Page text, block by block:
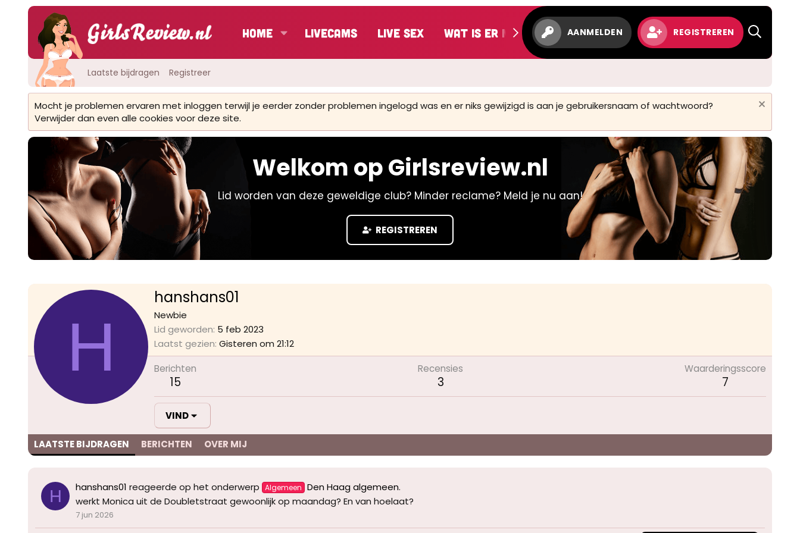
Home LiveCams Live Sex Wat is er nieuw AANMELDEN REGISTREREN
Laatste bijdragen Registreer
Mocht je problemen ervaren met inloggen terwijl je eerder zonder problemen ingelogd was en er niks gewijzigd is aan je gebruikersnaam of wachtwoord?
Verwijder dan even alle cookies voor deze site.
Welkom op Girlsreview.nl
Lid worden van deze geweldige club? Minder reclame? Meld je nu aan!
REGISTREREN
H
hanshans01
Newbie
Lid geworden 5 feb 2023
Laatst gezien Gisteren om 21:12
Berichten
15
Recensies
3
Waarderingsscore
7
VIND
LAATSTE BIJDRAGEN BERICHTEN OVER MIJ
H hanshans01 reageerde op het onderwerp Algemeen Den Haag algemeen.
werkt Monica uit de Doubletstraat gewoonlijk op maandag? En van hoelaat?
7 jun 2026